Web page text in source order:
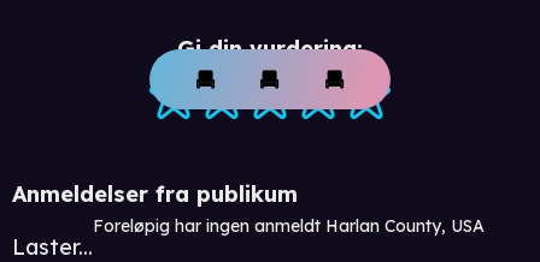
Gi din vurdering:
Anmeldelser fra publikum
Laster...
Foreløpig har ingen anmeldt Harlan County, USA